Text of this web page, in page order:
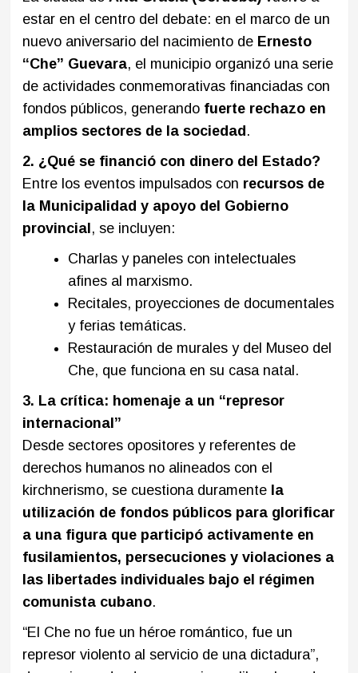
estar en el centro del debate: en el marco de un
nuevo aniversario del nacimiento de Ernesto
“Che” Guevara, el municipio organizó una serie
de actividades conmemorativas financiadas con
fondos públicos, generando fuerte rechazo en
amplios sectores de la sociedad .
2. ¿Qué se financió con dinero del Estado?
Entre los eventos impulsados con recursos de
la Municipalidad y apoyo del Gobierno
provincial , se incluyen:
Charlas y paneles con intelectuales
afines al marxismo.
Recitales, proyecciones de documentales
y ferias temáticas.
Restauración de murales y del Museo del
Che, que funciona en su casa natal.
3. La crítica: homenaje a un “represor
internacional”
Desde sectores opositores y referentes de
derechos humanos no alineados con el
kirchnerismo, se cuestiona duramente la
utilización de fondos públicos para glorificar
a una figura que participó activamente en
fusilamientos, persecuciones y violaciones a
las libertades individuales bajo el régimen
comunista cubano.
“El Che no fue un héroe romántico, fue un
represor violento al servicio de una dictadura”,